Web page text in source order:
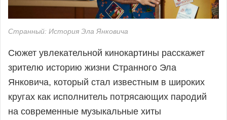
Странный: История Эла Янковича
Сюжет увлекательной кинокартины расскажет
зрителю историю жизни Странного Эла
Янковича, который стал известным в широких
кругах как исполнитель потрясающих пародий
на современные музыкальные хиты